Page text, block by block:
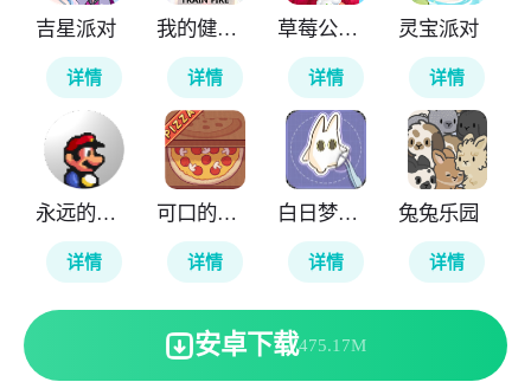
吉星派对
详情
我的健身教练2
详情
草莓公主甜心跑酷
详情
灵宝派对
详情
永远的马里奥
详情
可口的披萨美味的披萨
详情
白日梦想屋
详情
兔兔乐园
详情
安卓下载475.17M